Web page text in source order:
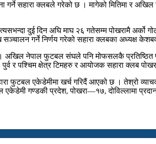
सहारा क्लबले गरेको छ । मागेको मितिमा र
दुई दिन अघि माघ २६ गतेसम्म पोखरामै अर्को
गर्ने निर्णय गरेको सहारा क्लबका अध्यक्ष
नेपाल फुटबल संघले पनि मोफसलकै प्रतिष्ठित
र पश्चिम क्षेत्र टिमहरु र आयोजक सहारा क्लब
फुटबल एकेडेमीमा खर्च गरिदैं आएको छ । तेश्रो
गण्डकी प्रदेश, पोखरा—१७, दोविल्लामा